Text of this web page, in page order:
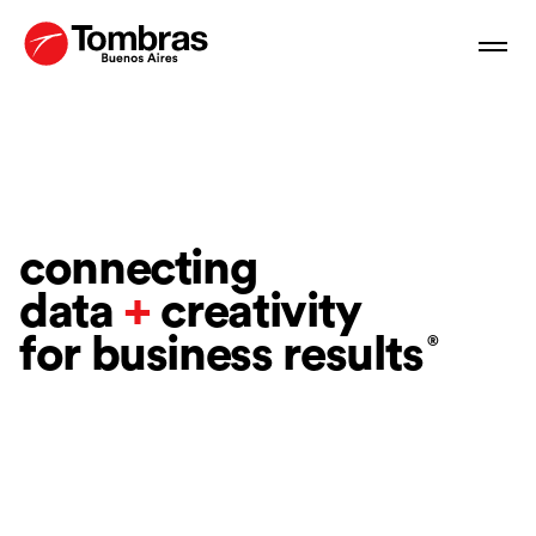
connecting
data + creativity
for business results ®